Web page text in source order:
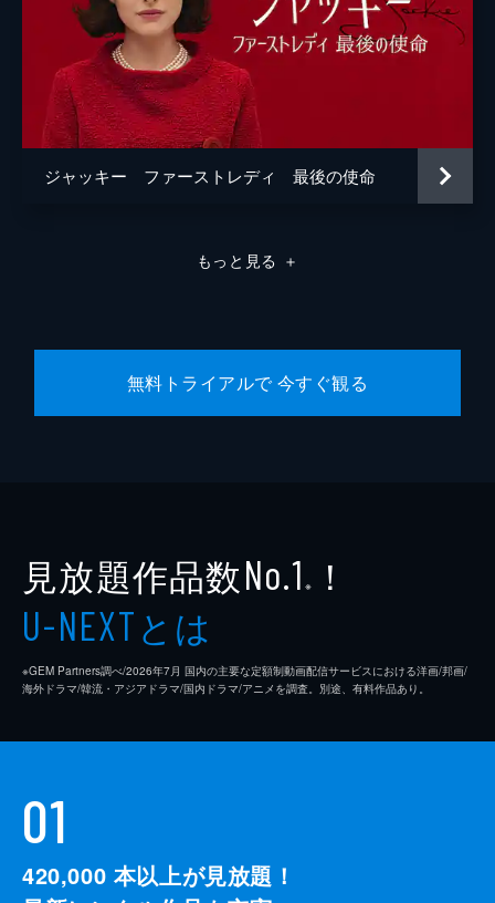
ジャッキー ファーストレディ 最後の使命
もっと見る ＋
無料トライアルで 今すぐ観る
見放題作品数No.1 ※ ！
U-NEXTとは
※GEM Partners調べ/2026年7⽉ 国内の主要な定額制動画配信サービスにおける洋画/邦画/
海外ドラマ/韓流・アジアドラマ/国内ドラマ/アニメを調査。別途、有料作品あり。
01
420,000 本以上が見放題！